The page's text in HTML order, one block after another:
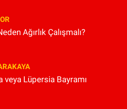
Ağırlık Çalışmalı?
veya Lüpersia Bayramı